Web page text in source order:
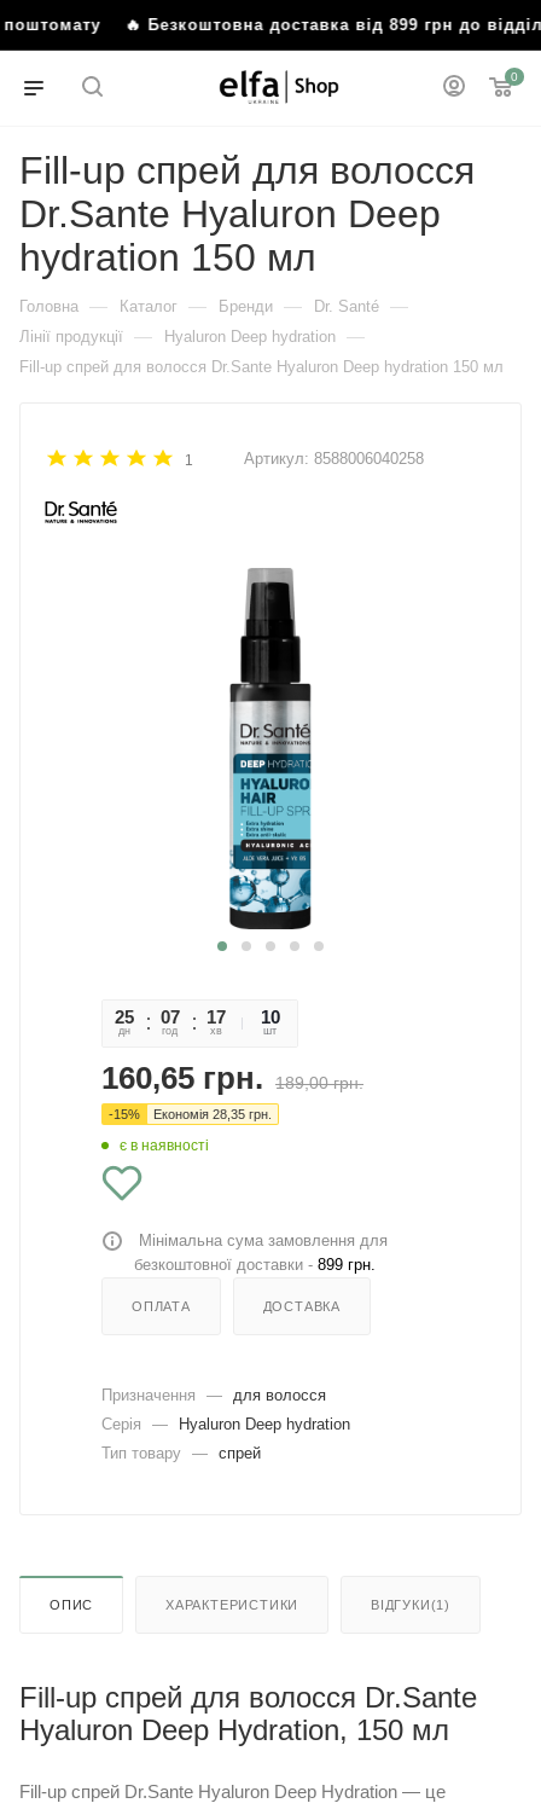
поштомату 🔥 Безкоштовна доставка від 899 грн до
0
Fill-up спрей для волосся
Dr.Sante Hyaluron Deep
hydration 150 мл
Головна — Каталог — Бренди — Dr. Santé —
Лінії продукції — Hyaluron Deep hydration —
Fill-up спрей для волосся Dr.Sante Hyaluron Deep hydration 150 мл
1 Артикул: 8588006040258
25
дн
07
год
17
хв
21
сек
10
шт
160,65 грн. 189,00грн.
-15% Економія 28,35 грн.
є в наявності
Мінімальна сума замовлення для
безкоштовної доставки - 899 грн.
ОПЛАТА ДОСТАВКА
Призначення —
для волосся
Серія
—
Hyaluron Deep hydration
Тип товару — спрей
ОПИС ХАРАКТЕРИСТИКИ ВІДГУКИ(1)
Fill-up спрей для волосся Dr.Sante
Hyaluron Deep Hydration, 150 мл
Fill-up спрей Dr.Sante Hyaluron Deep Hydration — це